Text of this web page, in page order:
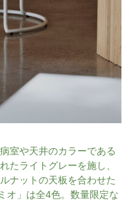
室や天井のカラーである
たライトグレーを施し、
ナットの天板を合わせた
オ」は全4色。数量限定な